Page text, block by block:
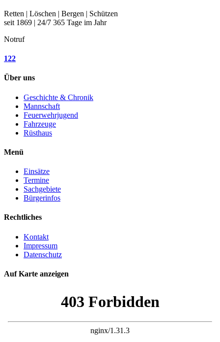
Retten | Löschen | Bergen | Schützen
seit 1869 | 24/7 365 Tage im Jahr
Notruf
122
Über uns
Geschichte & Chronik
Mannschaft
Feuerwehrjugend
Fahrzeuge
Rüsthaus
Menü
Einsätze
Termine
Sachgebiete
Bürgerinfos
Rechtliches
Kontakt
Impressum
Datenschutz
Auf Karte anzeigen